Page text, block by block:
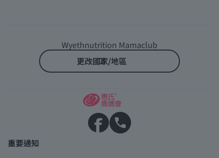
Wyethnutrition Mamaclub
更改國家/地區
重要通知